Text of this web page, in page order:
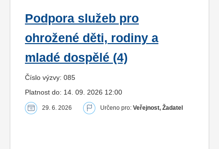
Podpora služeb pro
ohrožené děti, rodiny a
mladé dospělé (4)
Číslo výzvy: 085
Platnost do: 14. 09. 2026 12:00
29. 6. 2026 Určeno pro: Veřejnost, Žadatel